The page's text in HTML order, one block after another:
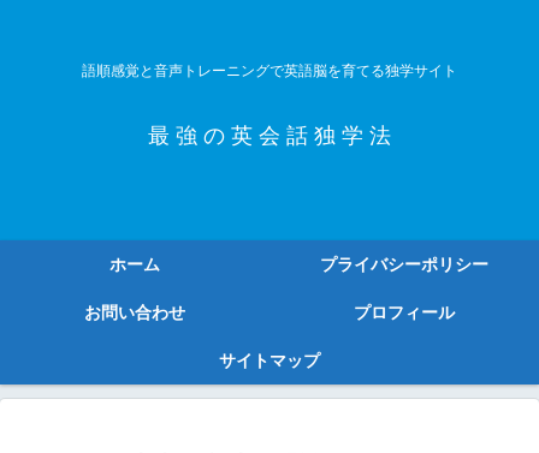
語順感覚と音声トレーニングで英語脳を育てる独学サイト
最 強 の 英 会 話 独 学 法
ホーム プライバシーポリシー
お問い合わせ プロフィール
サイトマップ